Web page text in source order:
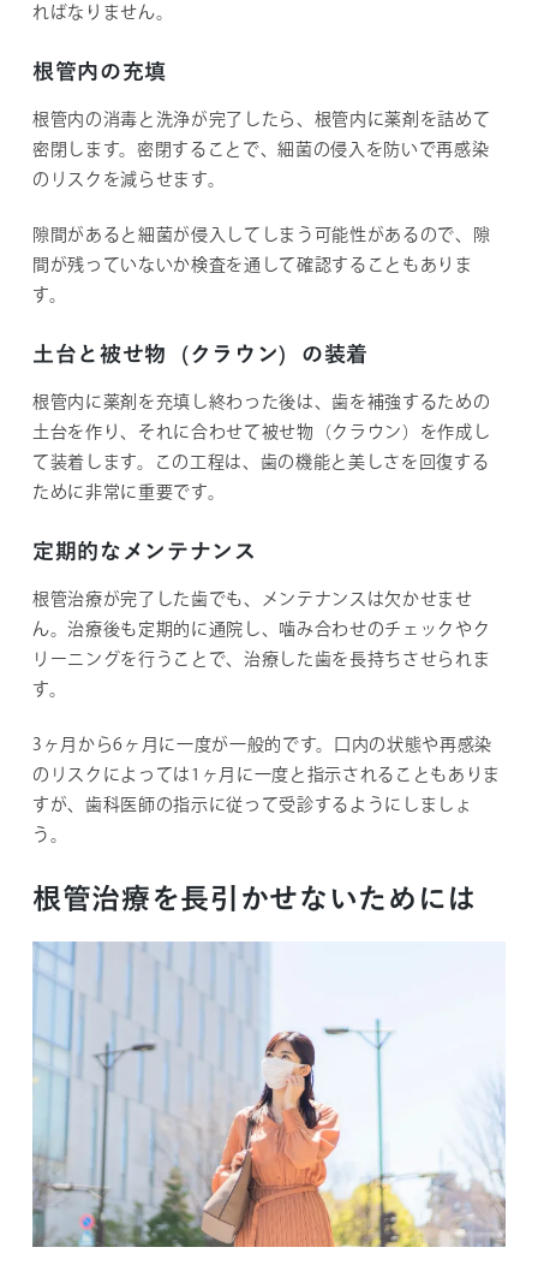
ればなりません。
根管内の充填
根管内の消毒と洗浄が完了したら、根管内に薬剤を詰めて
密閉します。密閉することで、細菌の侵入を防いで再感染
のリスクを減らせます。
隙間があると細菌が侵入してしまう可能性があるので、隙
間が残っていないか検査を通して確認することもありま
す。
土台と被せ物（クラウン）の装着
根管内に薬剤を充填し終わった後は、歯を補強するための
土台を作り、それに合わせて被せ物（クラウン）を作成し
て装着します。この工程は、歯の機能と美しさを回復する
ために非常に重要です。
定期的なメンテナンス
根管治療が完了した歯でも、メンテナンスは欠かせませ
ん。治療後も定期的に通院し、噛み合わせのチェックやク
リーニングを行うことで、治療した歯を長持ちさせられま
す。
3ヶ月から6ヶ月に一度が一般的です。口内の状態や再感染
のリスクによっては1ヶ月に一度と指示されることもありま
すが、歯科医師の指示に従って受診するようにしましょ
う。
根管治療を長引かせないためには